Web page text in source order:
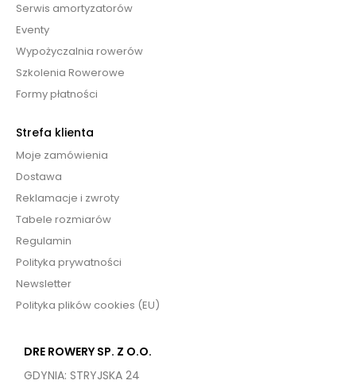
Serwis amortyzatorów
Eventy
Wypożyczalnia rowerów
Szkolenia Rowerowe
Formy płatności
Strefa klienta
Moje zamówienia
Dostawa
Reklamacje i zwroty
Tabele rozmiarów
Regulamin
Polityka prywatności
Newsletter
Polityka plików cookies (EU)
DRE ROWERY SP. Z O.O.
GDYNIA: STRYJSKA 24